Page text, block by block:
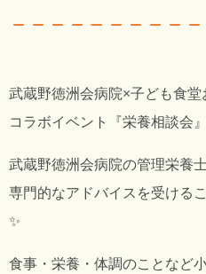
武蔵野徳洲会病院×子ども食
コラボイベント『栄養相談会
武蔵野徳洲会病院の管理栄養
専門的なアドバイスを受ける
✨
食事・栄養・体調のことなど